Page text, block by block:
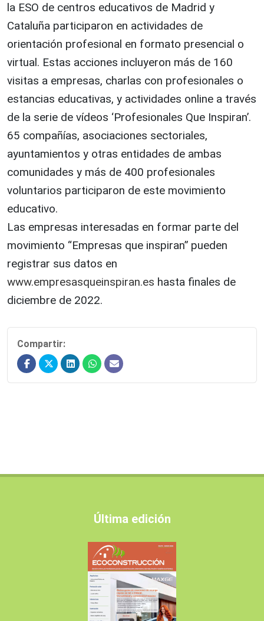
la ESO de centros educativos de Madrid y
Cataluña participaron en actividades de
orientación profesional en formato presencial o
virtual. Estas acciones incluyeron más de 160
visitas a empresas, charlas con profesionales o
estancias educativas, y actividades online a través
de la serie de vídeos ‘Profesionales Que Inspiran’.
65 compañías, asociaciones sectoriales,
ayuntamientos y otras entidades de ambas
comunidades y más de 400 profesionales
voluntarios participaron de este movimiento
educativo.
Las empresas interesadas en formar parte del
movimiento “Empresas que inspiran” pueden
registrar sus datos en
www.empresasqueinspiran.es hasta finales de
diciembre de 2022.
Compartir:
Última edición